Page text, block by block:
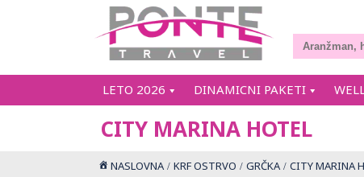
LETO 2026 DINAMICNI PAKETI
CITY MARINA HOTEL
NASLOVNA KRF OSTRVO GRČKA CITY MARINA